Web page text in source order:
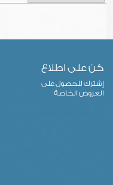
كن على اطلاع
إشترك للحصول على
العروض الخاصة